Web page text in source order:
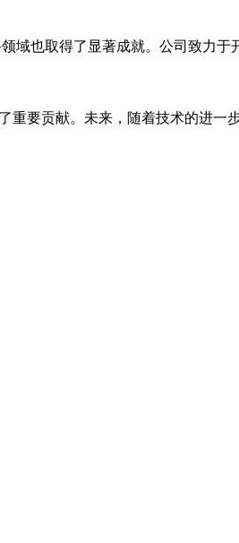
也取得了显著成就。公司致力于
要贡献。未来，随着技术的进一